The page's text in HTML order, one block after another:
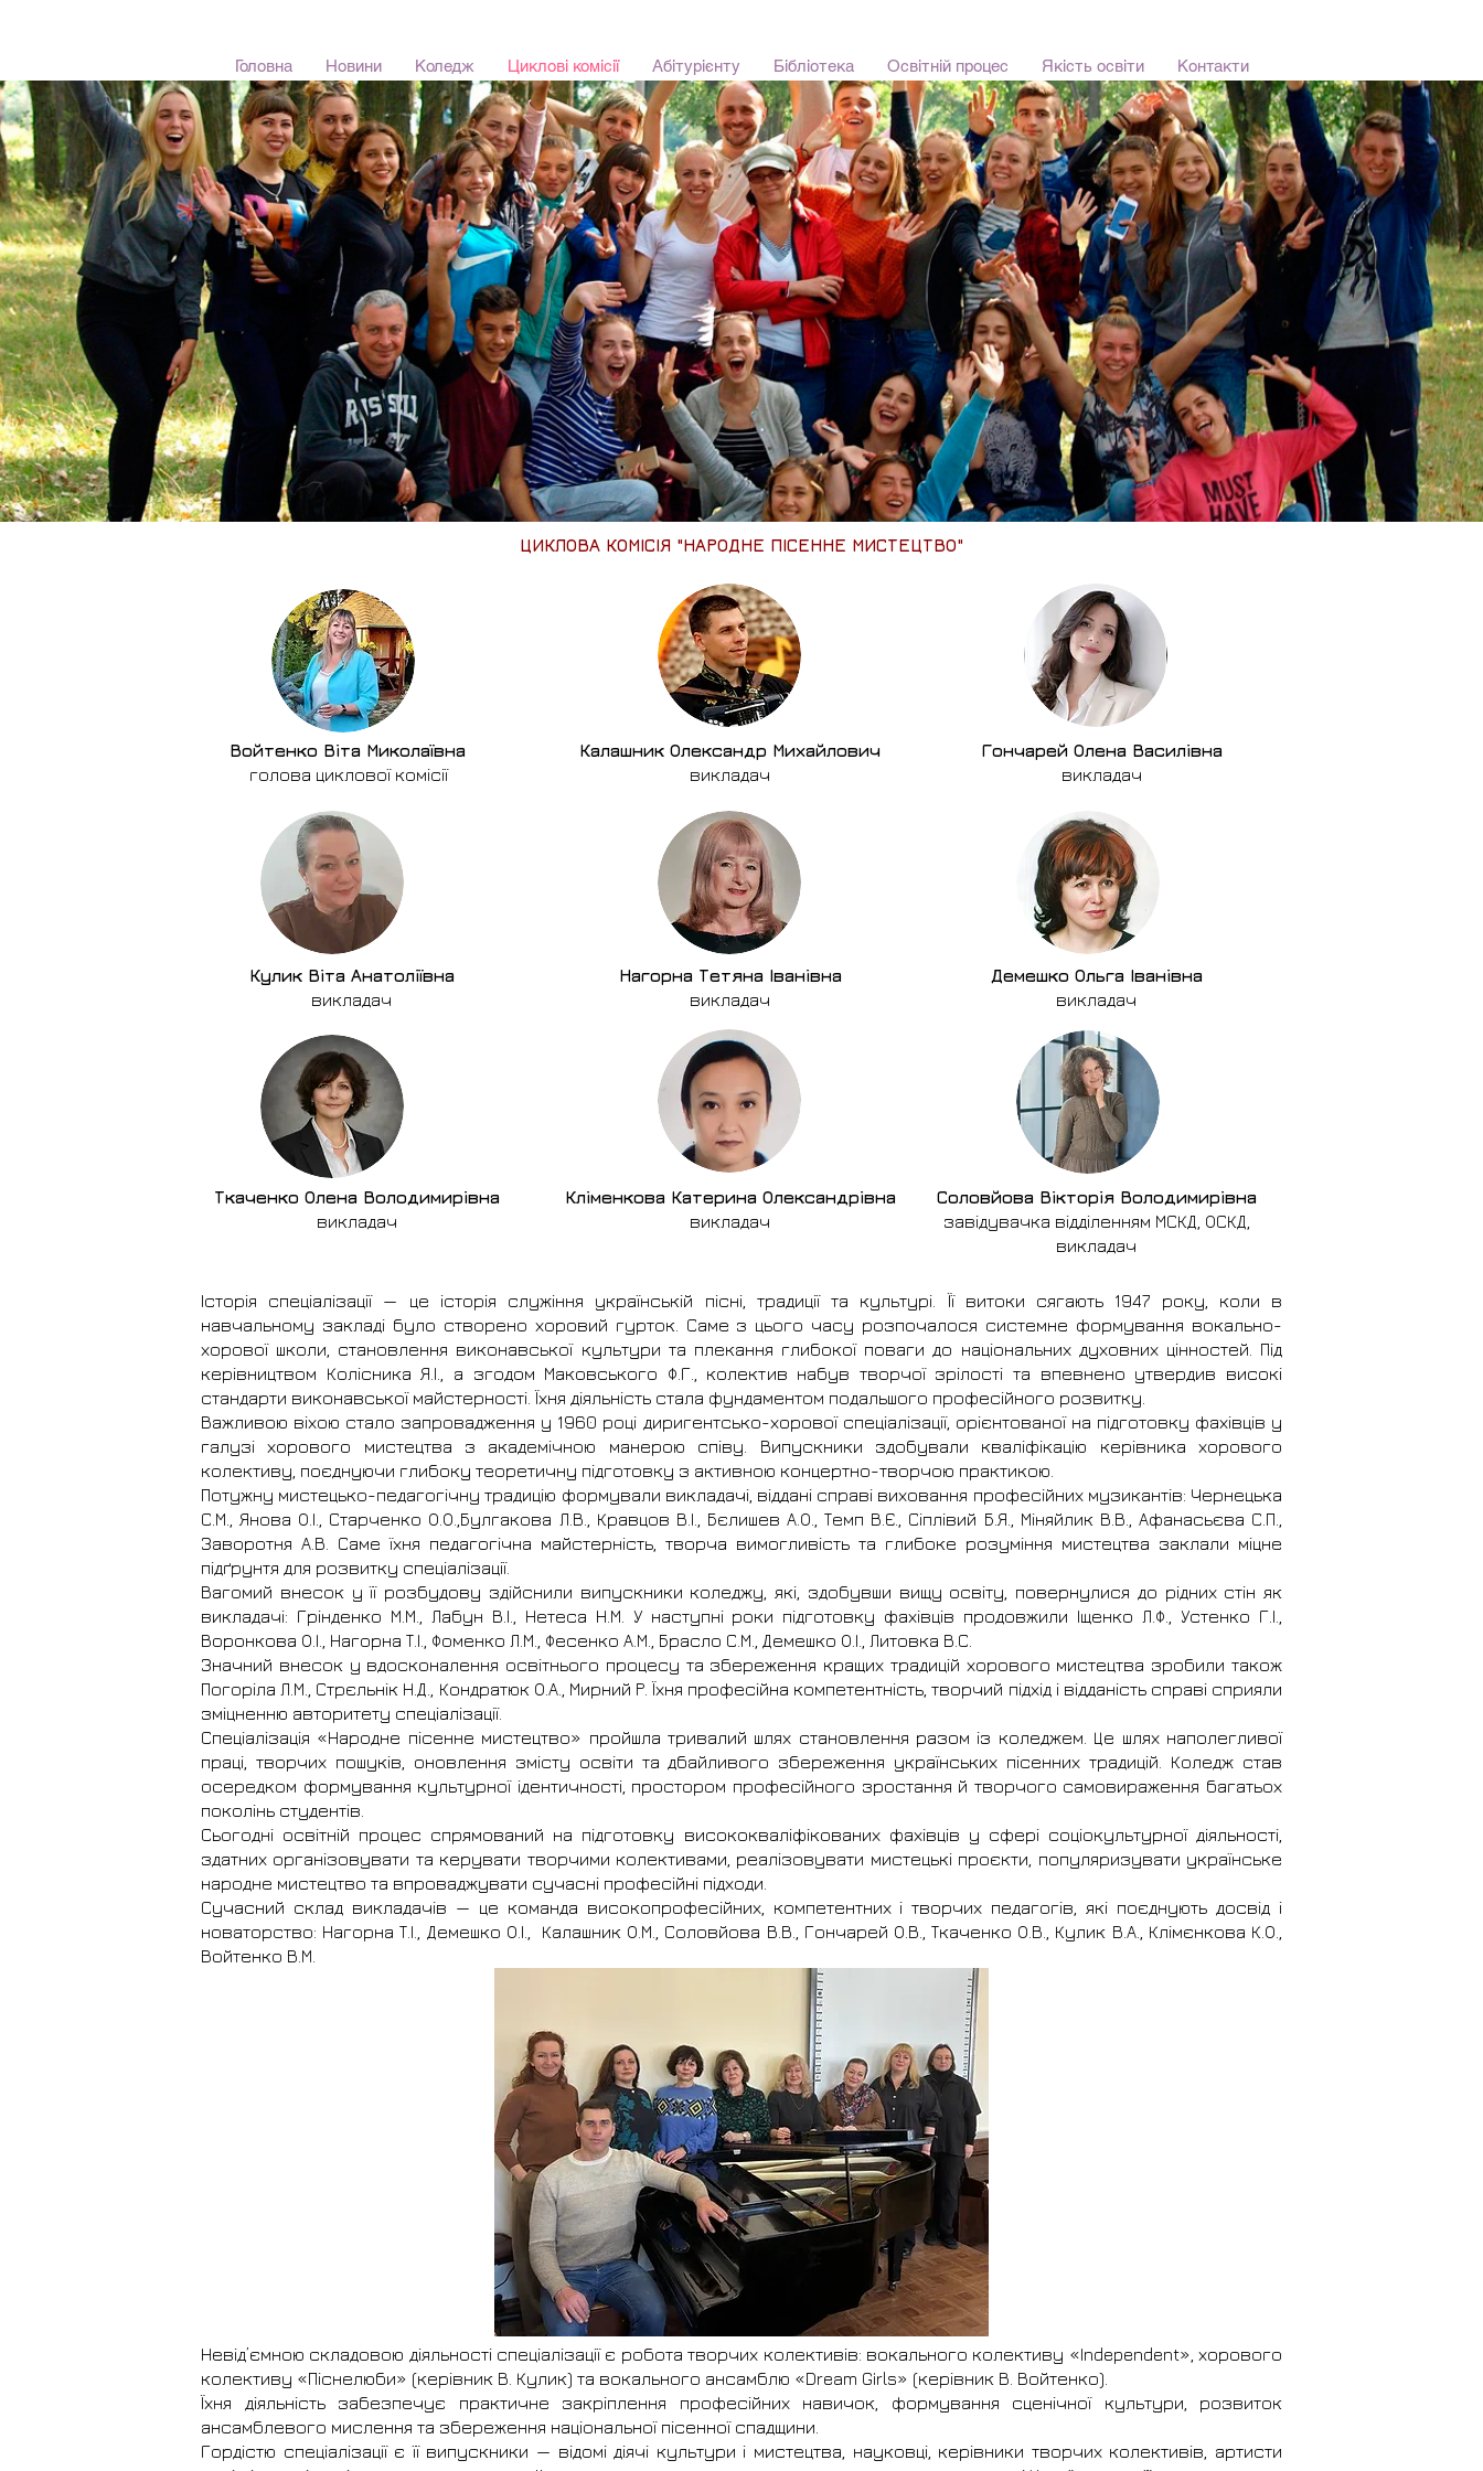
Головна Новини Коледж Циклові комісії Абітурієнту Бібліотека Освітній процес Якість освіти Контакти
ЦИКЛОВА КОМІСІЯ "НАРОДНЕ ПІСЕННЕ МИСТЕЦТВО"
Войтенко Віта Миколаївна
​голова циклової комісії
Кулик Віта Анатоліївна
викладач
Ткаченко Олена Володимирівна
викладач
Калашник Олександр Михайлович
викладач
Гончарей Олена Василівна
викладач
Нагорна Тетяна Іванівна
викладач
Демешко Ольга Іванівна
викладач
Кліменкова Катерина Олександрівна
викладач
Соловйова Вікторія Володимирівна
завідувачка відділенням МСКД, ОСКД,
викладач
Історія спеціалізації — це історія служіння українській пісні, традиції та культурі. Її витоки сягають 1947 року, коли в
навчальному закладі було створено хоровий гурток. Саме з цього часу розпочалося системне формування вокально-
хорової школи, становлення виконавської культури та плекання глибокої поваги до національних духовних цінностей. Під
керівництвом Колісника Я.І., а згодом Маковського Ф.Г., колектив набув творчої зрілості та впевнено утвердив високі
стандарти виконавської майстерності. Їхня діяльність стала фундаментом подальшого професійного розвитку.
Важливою віхою стало запровадження у 1960 році диригентсько-хорової спеціалізації, орієнтованої на підготовку фахівців у
галузі хорового мистецтва з академічною манерою співу. Випускники здобували кваліфікацію керівника хорового
колективу, поєднуючи глибоку теоретичну підготовку з активною концертно-творчою практикою.
Потужну мистецько-педагогічну традицію формували викладачі, віддані справі виховання професійних музикантів: Чернецька
С.М., Янова О.І., Старченко О.О.,Булгакова Л.В., Кравцов В.І., Бєлишев А.О., Темп В.Є., Сіплівий Б.Я., Міняйлик В.В., Афанасьєва С.П.,
Заворотня А.В. Саме їхня педагогічна майстерність, творча вимогливість та глибоке розуміння мистецтва заклали міцне
підґрунтя для розвитку спеціалізації.
Вагомий внесок у її розбудову здійснили випускники коледжу, які, здобувши вищу освіту, повернулися до рідних стін як
викладачі: Грінденко М.М., Лабун В.І., Нетеса Н.М. У наступні роки підготовку фахівців продовжили Іщенко Л.Ф., Устенко Г.І.,
Воронкова О.І., Нагорна Т.І., Фоменко Л.М., Фесенко А.М., Брасло С.М., Демешко О.І., Литовка В.С.
Значний внесок у вдосконалення освітнього процесу та збереження кращих традицій хорового мистецтва зробили також
Погоріла Л.М., Стрєльнік Н.Д., Кондратюк О.А., Мирний Р. Їхня професійна компетентність, творчий підхід і відданість справі сприяли
зміцненню авторитету спеціалізації.
Спеціалізація «Народне пісенне мистецтво» пройшла тривалий шлях становлення разом із коледжем. Це шлях наполегливої
праці, творчих пошуків, оновлення змісту освіти та дбайливого збереження українських пісенних традицій. Коледж став
осередком формування культурної ідентичності, простором професійного зростання й творчого самовираження багатьох
поколінь студентів.
Сьогодні освітній процес спрямований на підготовку висококваліфікованих фахівців у сфері соціокультурної діяльності,
здатних організовувати та керувати творчими колективами, реалізовувати мистецькі проєкти, популяризувати українське
народне мистецтво та впроваджувати сучасні професійні підходи.
Сучасний склад викладачів — це команда високопрофесійних, компетентних і творчих педагогів, які поєднують досвід і
новаторство: Нагорна Т.І., Демешко О.І., Калашник О.М., Соловйова В.В., Гончарей О.В., Ткаченко О.В., Кулик В.А., Клімєнкова К.О.,
Войтенко В.М.
Невід’ємною складовою діяльності спеціалізації є робота творчих колективів: вокального колективу «Independent», хорового
колективу «Піснелюби» (керівник В. Кулик) та вокального ансамблю «Dream Girls» (керівник В. Войтенко).
Їхня діяльність забезпечує практичне закріплення професійних навичок, формування сценічної культури, розвиток
ансамблевого мислення та збереження національної пісенної спадщини.
Гордістю спеціалізації є її випускники — відомі діячі культури і мистецтва, науковці, керівники творчих колективів, артисти